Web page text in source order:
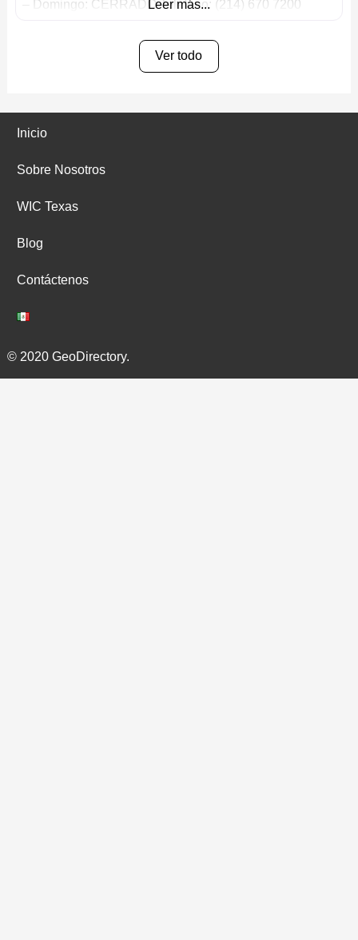
– Domingo: CERRADO Teléfono: (214) 670 7200
Leer más...
Ver todo
Inicio
Sobre Nosotros
WIC Texas
Blog
Contáctenos
© 2020 GeoDirectory.